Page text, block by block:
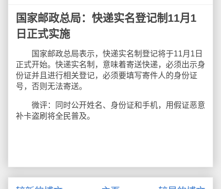
国家邮政总局：快递实名登记制11月1
日正式实施
国家邮政总局表示，快递实名制登记将于11月1日
正式开始。快递实名制，意味着寄送快递，必须出示身
份证并且进行相关登记，必须要填写寄件人的身份证
号，否则无法寄送。
微评：同时公开姓名、身份证和手机，用假证恶意
补卡盗刷将全民普及。